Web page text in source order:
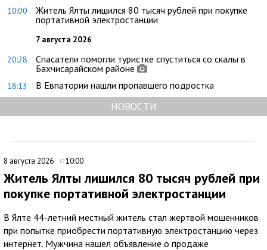
10:00
Житель Ялты лишился 80 тысяч рублей при покупке
портативной электростанции
7 августа 2026
20:28
Спасатели помогли туристке спуститься со скалы в
Бахчисарайском районе
18:13 В Евпатории нашли пропавшего подростка
НОВОСТИ
8 августа 2026 10:00
Житель Ялты лишился 80 тысяч рублей при
покупке портативной электростанции
В Ялте 44-летний местный житель стал жертвой мошенников
при попытке приобрести портативную электростанцию через
интернет. Мужчина нашел объявление о продаже